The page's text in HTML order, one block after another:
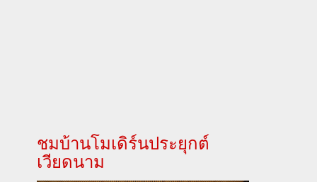
ชมบ้านโมเดิร์นประยุกต์
เวียดนาม